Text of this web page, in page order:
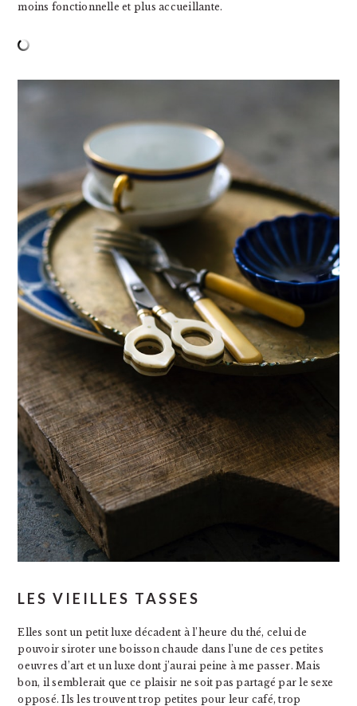
moins fonctionnelle et plus accueillante.
LES VIEILLES TASSES
Elles sont un petit luxe décadent à l’heure du thé, celui de
pouvoir siroter une boisson chaude dans l’une de ces petites
oeuvres d’art et un luxe dont j’aurai peine à me passer. Mais
bon, il semblerait que ce plaisir ne soit pas partagé par le sexe
opposé. Ils les trouvent trop petites pour leur café, trop